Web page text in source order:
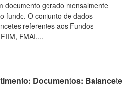
documento gerado mensalmente
fundo. O conjunto de dados
referentes aos Fundos
FMAI,...
Documentos: Balancete